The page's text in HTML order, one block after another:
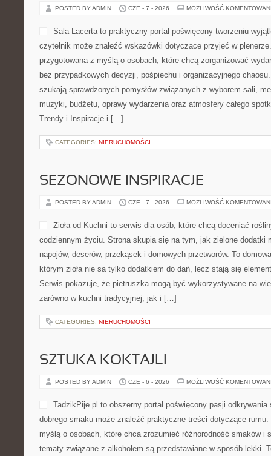
POSTED BY ADMIN CZE - 7 - 2026 MOŻLIWOŚĆ
Sala Lacerta to praktyczny portal poświęcony tworzeniu
czytelnik może znaleźć wskazówki dotyczące przyjęć w
przygotowana z myślą o osobach, które chcą zorganizować
bez przypadkowych decyzji, pośpiechu i organizacyjnego
szukają sprawdzonych pomysłów związanych z wyborem sali,
muzyki, budżetu, oprawy wydarzenia oraz atmosfery całego
Trendy i Inspiracje i […]
CATEGORIES: NIERUCHOMOŚCI
SEZONOWE INSPIRACJE
POSTED BY ADMIN CZE - 7 - 2026 MOŻLIWOŚĆ
Zioła od Kuchni to serwis dla osób, które chcą doceniać
codziennym życiu. Strona skupia się na tym, jak zielone dodatki
napojów, deserów, przekąsek i domowych przetworów. To
którym zioła nie są tylko dodatkiem do dań, lecz stają się
Serwis pokazuje, że pietruszka mogą być wykorzystywane na
zarówno w kuchni tradycyjnej, jak i […]
CATEGORIES: NIERUCHOMOŚCI
SZTUKA KOKTAJLI
POSTED BY ADMIN CZE - 6 - 2026 MOŻLIWOŚĆ
TadzikPije.pl to obszerny portal poświęcony pasji
dobrego smaku może znaleźć praktyczne treści dotyczące rumu.
myślą o osobach, które chcą zrozumieć różnorodność smaków i
tematy związane z alkoholem są przedstawiane w sposób lekki.